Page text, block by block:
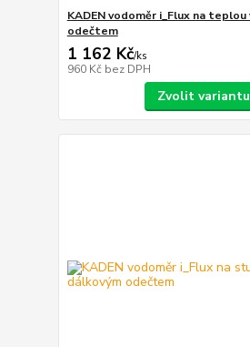
KADEN vodoměr i_Flux na
odečtem
1 162 Kč/ks
960 Kč bez DPH
Zvolit variantu